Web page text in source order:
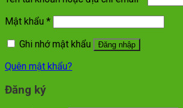
Mật khẩu *
Ghi nhớ mật khẩu
Đăng nhập
Quên mật khẩu?
Đăng ký